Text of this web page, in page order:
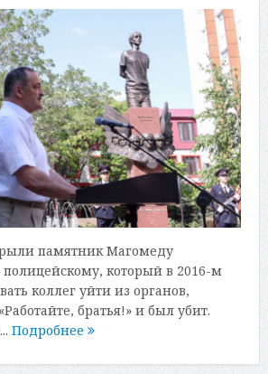
памятник Магомеду
который в 2016-м
коллег уйти из органов,
братья!» и был убит.
Подробнее